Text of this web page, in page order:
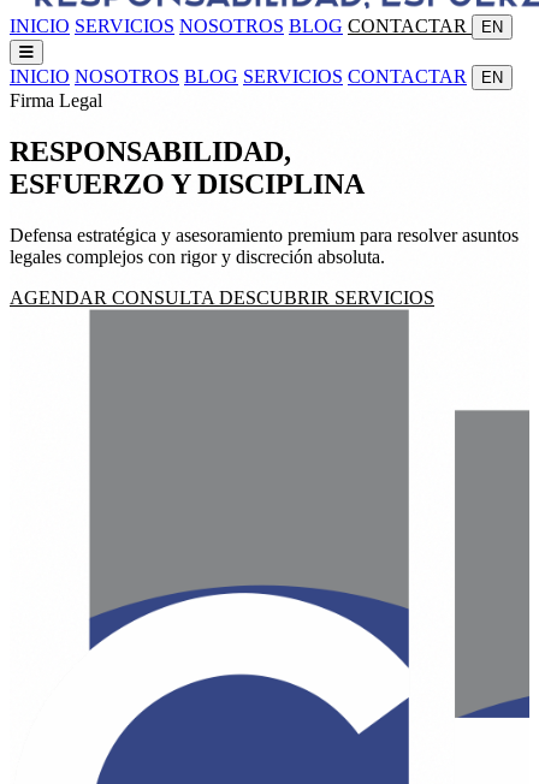
INICIO SERVICIOS NOSOTROS BLOG CONTACTAR EN
INICIO NOSOTROS BLOG SERVICIOS CONTACTAR EN
Firma Legal
RESPONSABILIDAD,
ESFUERZO YDISCIPLINA
Defensa estratégica y asesoramiento premium para resolver asuntos
legales complejos con rigor y discreción absoluta.
AGENDAR CONSULTA DESCUBRIR SERVICIOS